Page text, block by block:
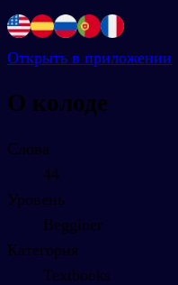
Открыть в приложении
О колоде
Слова
44
Уровень
Begginer
Категория
Textbooks